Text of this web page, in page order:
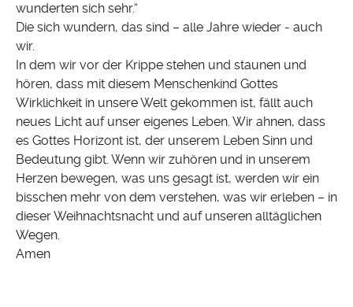
wunderten sich sehr.“
Die sich wundern, das sind – alle Jahre wieder - auch
wir.
In dem wir vor der Krippe stehen und staunen und
hören, dass mit diesem Menschenkind Gottes
Wirklichkeit in unsere Welt gekommen ist, fällt auch
neues Licht auf unser eigenes Leben. Wir ahnen, dass
es Gottes Horizont ist, der unserem Leben Sinn und
Bedeutung gibt. Wenn wir zuhören und in unserem
Herzen bewegen, was uns gesagt ist, werden wir ein
bisschen mehr von dem verstehen, was wir erleben – in
dieser Weihnachtsnacht und auf unseren alltäglichen
Wegen.
Amen